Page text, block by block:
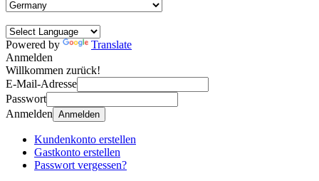
Powered by
Translate
Anmelden
Willkommen zurück!
E-Mail-Adresse
Passwort
Anmelden Anmelden
Kundenkonto erstellen
Gastkonto erstellen
Passwort vergessen?